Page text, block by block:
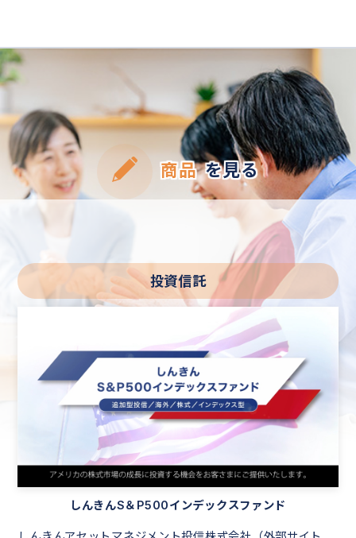
商品 を見る
投資信託
しんきんS＆P500インデックスファンド